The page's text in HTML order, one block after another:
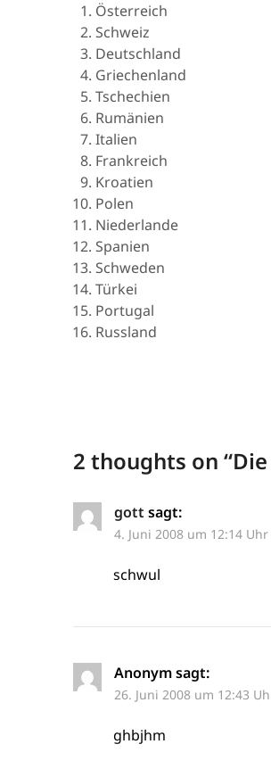
Österreich
Schweiz
Deutschland
Griechenland
Tschechien
Rumänien
Italien
Frankreich
Kroatien
Polen
Niederlande
Spanien
Schweden
Türkei
Portugal
Russland
2 thoughts on “
gott sagt:
4. Juni 2008 um 12:14 Uhr
schwul
Anonymsagt:
26. Juni 2008 um 12:43
ghbjhm